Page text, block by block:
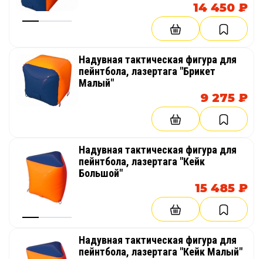
14 450 ₽
Надувная тактическая фигура для
пейнтбола, лазертага "Брикет
Малый"
9 275 ₽
Надувная тактическая фигура для
пейнтбола, лазертага "Кейк
Большой"
15 485 ₽
Надувная тактическая фигура для
пейнтбола, лазертага "Кейк Малый"